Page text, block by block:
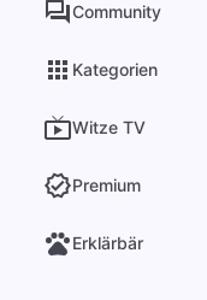
Community
Kategorien
Witze TV
Premium
Erklärbär